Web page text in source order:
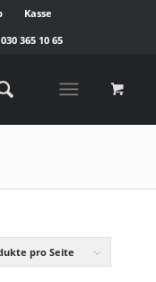
Kasse
365 10 65
pro Seite